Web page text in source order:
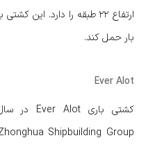
بار حمل کند.
Ever Alot